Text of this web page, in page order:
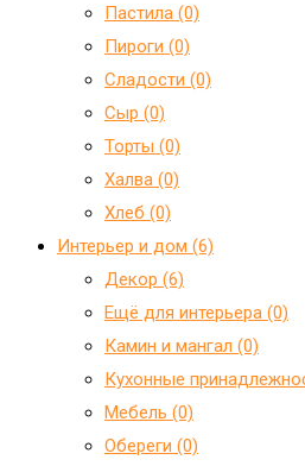
Пастила (0)
Пироги (0)
Сладости (0)
Сыр (0)
Торты (0)
Халва (0)
Хлеб (0)
Интерьер и дом (6)
Декор (6)
Ещё для интерьера (0)
Камин и мангал (0)
Кухонные
Мебель (0)
Обереги (0)